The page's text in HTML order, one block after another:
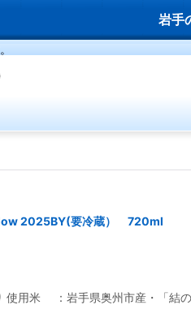
岩手
2025BY(要冷蔵） 720ml
使用米 ：岩手県奥州市産・「結